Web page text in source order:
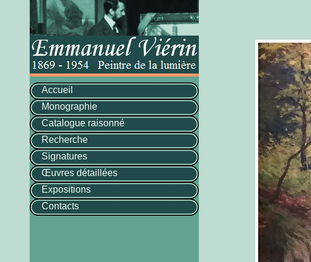
Accueil
Monographie
Catalogue raisonné
Recherche
Signatures
Œuvres détaillées
Expositions
Contacts